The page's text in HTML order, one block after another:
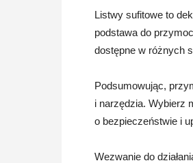
Listwy sufitowe to
podstawa do
dostępne w różnych
Podsumowując,
i narzędzia. Wybierz
o bezpieczeństwie i
Wezwanie do